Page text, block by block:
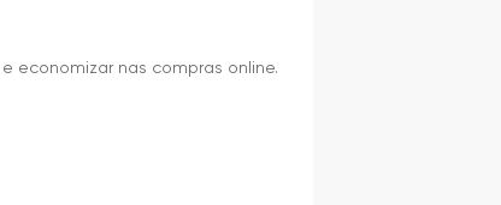
economizar nas compras online.